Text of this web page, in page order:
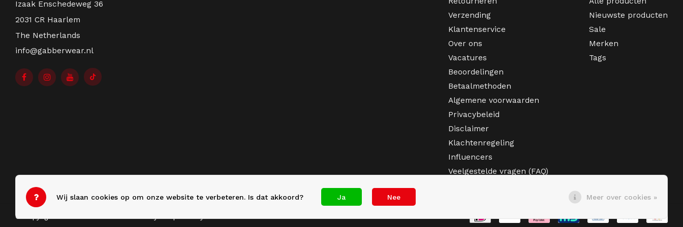
Izaak Enschedeweg 36
2031 CR Haarlem
The Netherlands
info@gabberwear.nl
Verzending
Klantenservice
Over ons
Vacatures
Beoordelingen
Betaalmethoden
Algemene voorwaarden
Privacybeleid
Disclaimer
Klachtenregeling
Influencers
Veelgestelde vragen (FAQ)
Nieuwste producten
Sale
Merken
Tags
© Copyright 2026 Gabberwear - Theme by
Wij slaan cookies op om onze website te verbeteren. Is dat akkoord? Ja Nee Meer over cookies »